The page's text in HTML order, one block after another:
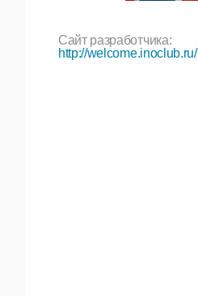
Сайт разработчика:
http://welcome.inoclub.ru/